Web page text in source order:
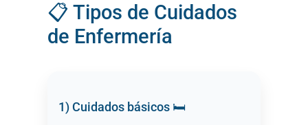
📋 Tipos de Cuidados
de Enfermería
1) Cuidados básicos 🛏️